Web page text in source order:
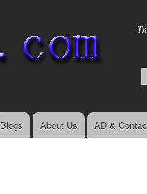
Blogs About Us AD &